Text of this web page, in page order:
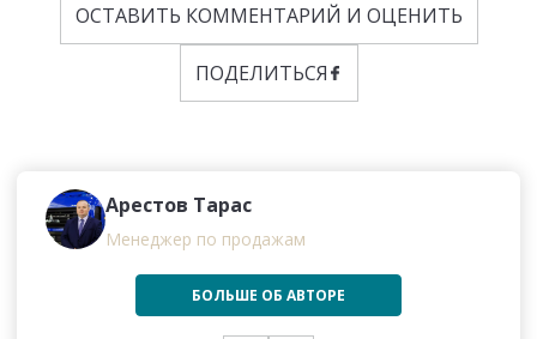
ОСТАВИТЬ КОММЕНТАРИЙ И ОЦЕНИТЬ
ПОДЕЛИТЬСЯ
Арестов Тарас
Менеджер по продажам
БОЛЬШЕ ОБ АВТОРЕ